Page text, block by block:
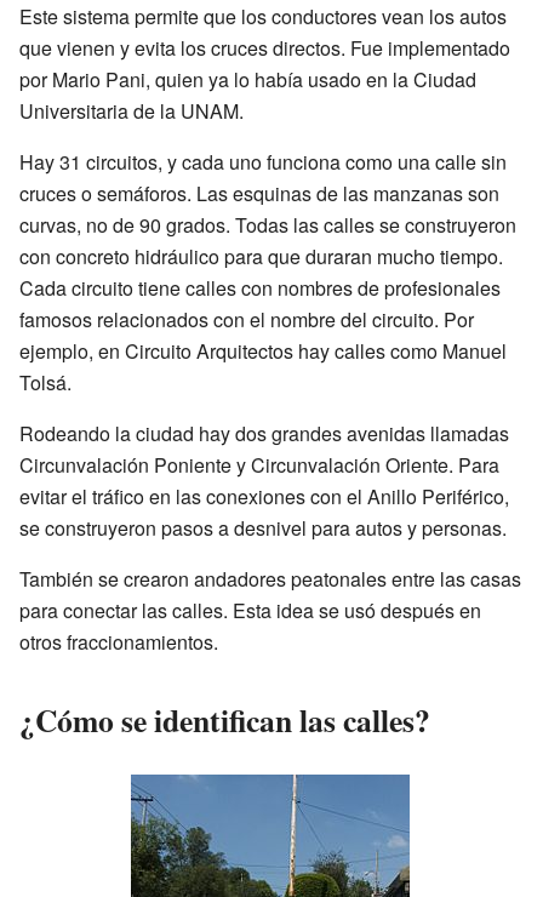
Este sistema permite que los conductores vean los autos
que vienen y evita los cruces directos. Fue implementado
por Mario Pani, quien ya lo había usado en la Ciudad
Universitaria de la UNAM.
Hay 31 circuitos, y cada uno funciona como una calle sin
cruces o semáforos. Las esquinas de las manzanas son
curvas, no de 90 grados. Todas las calles se construyeron
con concreto hidráulico para que duraran mucho tiempo.
Cada circuito tiene calles con nombres de profesionales
famosos relacionados con el nombre del circuito. Por
ejemplo, en Circuito Arquitectos hay calles como Manuel
Tolsá.
Rodeando la ciudad hay dos grandes avenidas llamadas
Circunvalación Poniente y Circunvalación Oriente. Para
evitar el tráfico en las conexiones con el Anillo Periférico,
se construyeron pasos a desnivel para autos y personas.
También se crearon andadores peatonales entre las casas
para conectar las calles. Esta idea se usó después en
otros fraccionamientos.
¿Cómo se identifican las calles?